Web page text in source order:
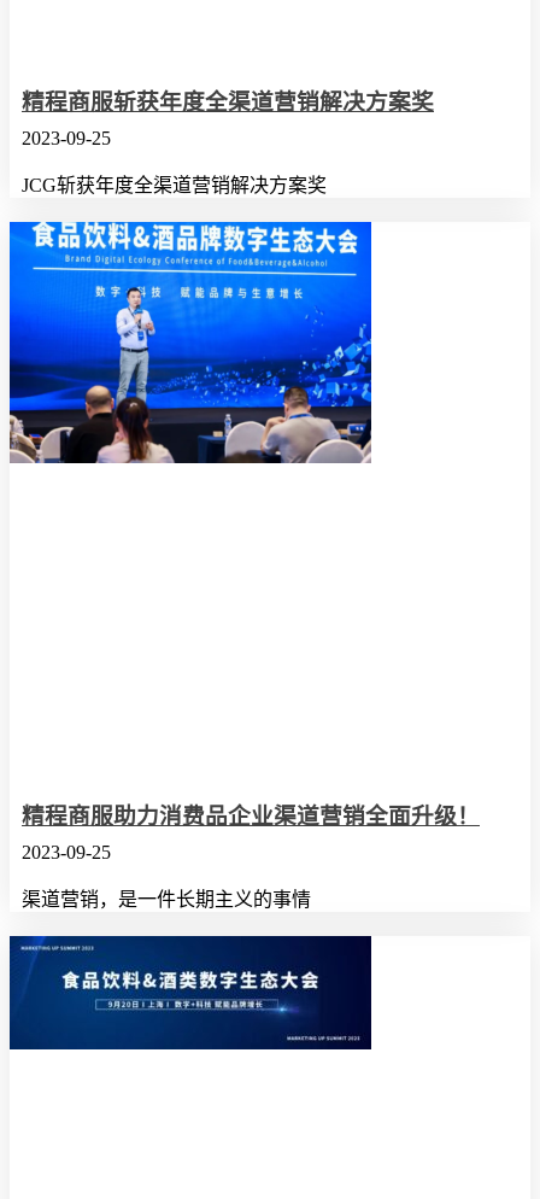
精程商服斩获年度全渠道营销解决方案奖
2023-09-25
JCG斩获年度全渠道营销解决方案奖
精程商服助力消费品企业渠道营销全面升级！
2023-09-25
渠道营销，是一件长期主义的事情